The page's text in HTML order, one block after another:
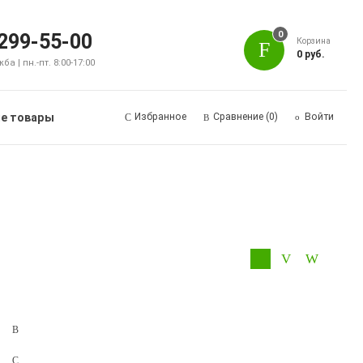
55-00
| пн.-пт. 8:00-17:00
0
Корзина
0 руб.
товары Избранное Сравнение (0) Войти